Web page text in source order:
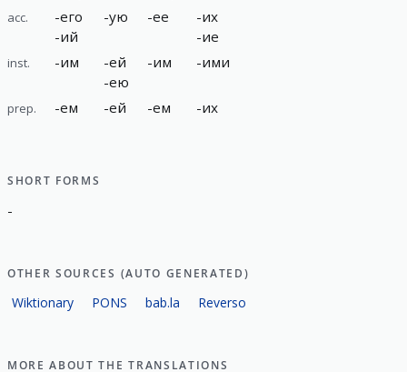
acc. -его
-ий
-ую -ее -их
-ие
inst. -им -ей
-ею
-им -ими
prep. -ем -ей -ем -их
SHORT FORMS
-
OTHER SOURCES (AUTO GENERATED)
Wiktionary PONS bab.la Reverso
MORE ABOUT THE TRANSLATIONS